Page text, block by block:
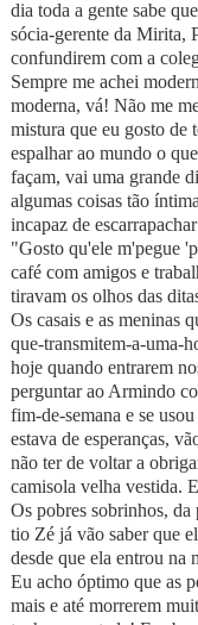
dia toda a gente sabe
sócia-gerente da Mirita,
confundirem com a
Sempre me achei
moderna, vá! Não me
mistura que eu gosto de
espalhar ao mundo o
façam, vai uma grande
algumas coisas tão
incapaz de
"Gosto qu'ele m'pegue
café com amigos e
tiravam os olhos das
Os casais e as meninas
que-transmitem-a-uma-
hoje quando entrarem
perguntar ao Armindo
fim‑de‑semana e se
estava de esperanças,
não ter de voltar a
camisola velha vestida.
Os pobres sobrinhos,
tio Zé já vão saber que
desde que ela entrou na
Eu acho óptimo que as
mais e até morrerem